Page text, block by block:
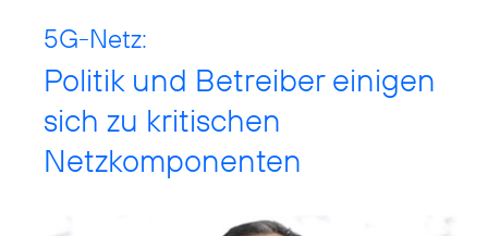
5G-Netz:
Politik und Betreiber einigen
sich zu kritischen
Netzkomponenten